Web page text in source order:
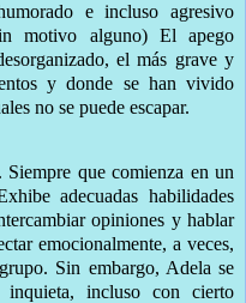
e incluso agresivo
motivo alguno) El apego
el más grave y
y donde se han vivido
no se puede escapar.
que comienza en un
adecuadas habilidades
opiniones y hablar
emocionalmente, a veces,
Sin embargo, Adela se
inquieta, incluso con cierto